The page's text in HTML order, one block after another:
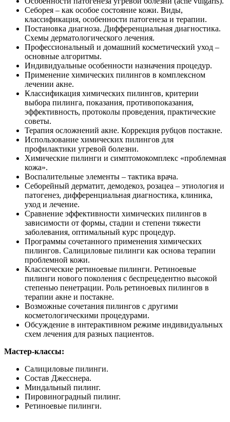
Себорея – как особое состояние кожи. Виды,
классификация, особенности патогенеза и терапии.
Постановка диагноза. Дифференциальная диагностика.
Схемы дерматологического лечения.
Профессиональный и домашний косметический уход –
основные алгоритмы.
Индивидуальные особенности назначения процедур.
Применение химических пилингов в комплексном
лечении акне.
Классификация химических пилингов, критерии
выбора пилинга, показания, противопоказания,
эффективность, протоколы проведения, практические
советы.
Терапия осложнений акне. Коррекция рубцов постакне.
Использование химических пилингов для
профилактики угревой болезни.
Химические пилинги и симптомокомплекс «проблемная
кожа».
Воспалительные элементы – тактика врача.
Себорейный дерматит, демодекоз, розацеа – этиология и
патогенез, дифференциальная диагностика, клиника,
уход и лечение.
Сравнение эффективности химических пилингов в
зависимости от формы, стадии и степени тяжести
заболевания, оптимальный курс процедур.
Программы сочетанного применения химических
пилингов. Салициловые пилинги как основа терапии
проблемной кожи.
Классические ретиноевые пилинги. Ретиноевые
пилинги нового поколения с беспрецедентно высокой
степенью пенетрации. Роль ретиноевых пилингов в
терапии акне и постакне.
Возможные сочетания пилингов с другими
косметологическими процедурами.
Обсуждение в интерактивном режиме индивидуальных
схем лечения для разных пациентов.
Мастер-классы:
Салициловые пилинги.
Состав Джесснера.
Миндальный пилинг.
Пировиноградный пилинг.
Ретиноевые пилинги.